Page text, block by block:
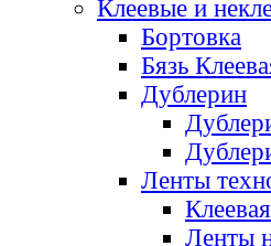
Клеевые и
Бортовка
Бязь
Дублерин
Ленты
Ленты